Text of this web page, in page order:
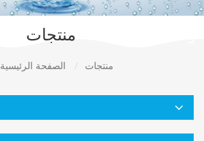
منتجات
الصفحة الرئيسية / منتجات